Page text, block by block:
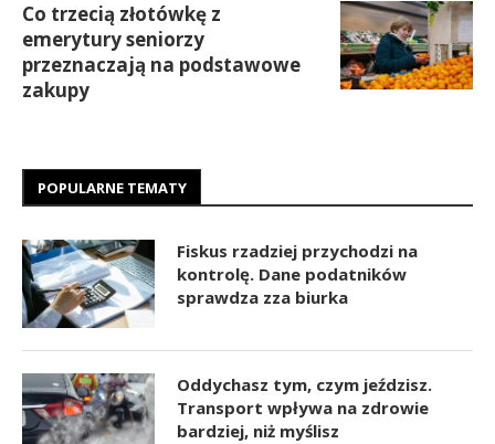
Co trzecią złotówkę z
emerytury seniorzy
przeznaczają na podstawowe
zakupy
POPULARNE TEMATY
Fiskus rzadziej przychodzi na
kontrolę. Dane podatników
sprawdza zza biurka
Oddychasz tym, czym jeździsz.
Transport wpływa na zdrowie
bardziej, niż myślisz